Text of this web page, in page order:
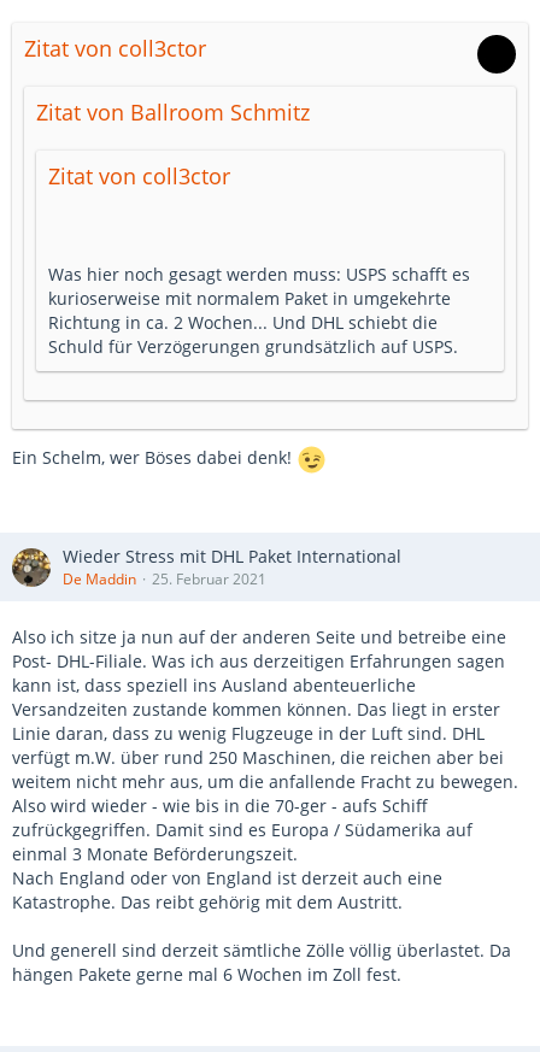
Zitat von coll3ctor
Zitat von Ballroom Schmitz
Zitat von coll3ctor
Was hier noch gesagt werden muss: USPS schafft es
kurioserweise mit normalem Paket in umgekehrte
Richtung in ca. 2 Wochen... Und DHL schiebt die
Schuld für Verzögerungen grundsätzlich auf USPS.
Ein Schelm, wer Böses dabei denk!
Wieder Stress mit DHL Paket International
De Maddin 25. Februar 2021
Also ich sitze ja nun auf der anderen Seite und betreibe eine
Post- DHL-Filiale. Was ich aus derzeitigen Erfahrungen sagen
kann ist, dass speziell ins Ausland abenteuerliche
Versandzeiten zustande kommen können. Das liegt in erster
Linie daran, dass zu wenig Flugzeuge in der Luft sind. DHL
verfügt m.W. über rund 250 Maschinen, die reichen aber bei
weitem nicht mehr aus, um die anfallende Fracht zu bewegen.
Also wird wieder - wie bis in die 70-ger - aufs Schiff
zufrückgegriffen. Damit sind es Europa / Südamerika auf
einmal 3 Monate Beförderungszeit.
Nach England oder von England ist derzeit auch eine
Katastrophe. Das reibt gehörig mit dem Austritt.
Und generell sind derzeit sämtliche Zölle völlig überlastet. Da
hängen Pakete gerne mal 6 Wochen im Zoll fest.